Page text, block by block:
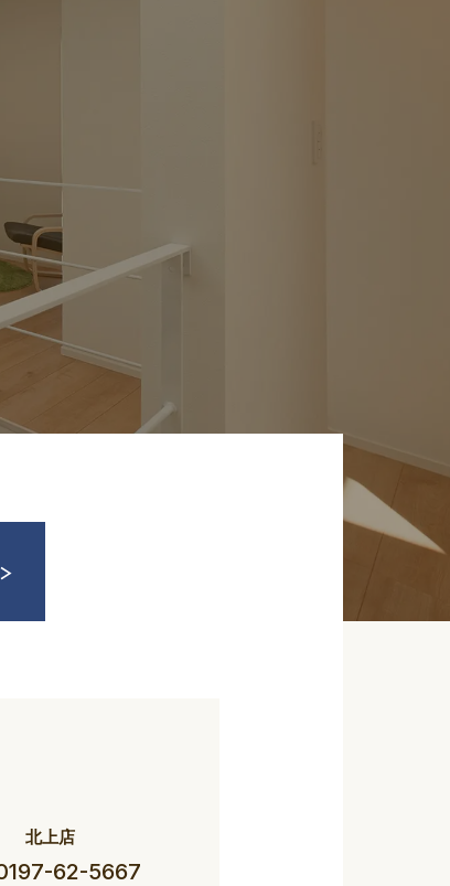
北上店
62-5667